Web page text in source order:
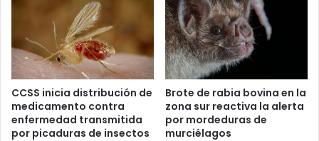
CCSS inicia distribución de
medicamento contra
enfermedad transmitida
por picaduras de insectos
Brote de rabia bovina en la
zona sur reactiva la alerta
por mordeduras de
murciélagos